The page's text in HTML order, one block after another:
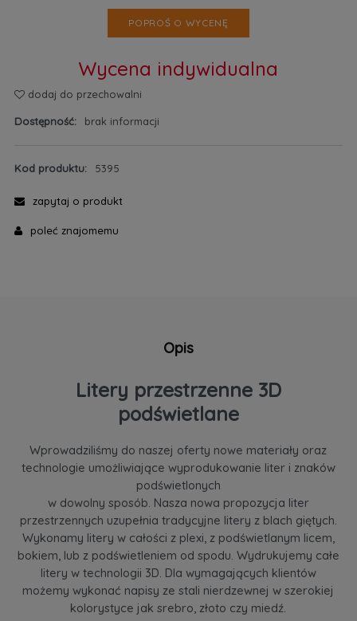
POPROŚ O WYCENĘ
Wycena indywidualna
dodaj do przechowalni
Dostępność: brak informacji
Kod produktu: 5395
zapytaj o produkt
poleć znajomemu
Opis
Litery przestrzenne 3D
podświetlane
Wprowadziliśmy do naszej oferty nowe materiały oraz
technologie umożliwiające wyprodukowanie liter i znaków
podświetlonych
w dowolny sposób. Nasza nowa propozycja liter
przestrzennych uzupełnia tradycyjne litery z blach giętych.
Wykonamy litery w całości z plexi, z podświetlanym licem,
bokiem, lub z podświetleniem od spodu. Wydrukujemy całe
litery w technologii 3D. Dla wymagających klientów
możemy wykonać napisy ze stali nierdzewnej w szerokiej
kolorystyce jak srebro, złoto czy miedź.